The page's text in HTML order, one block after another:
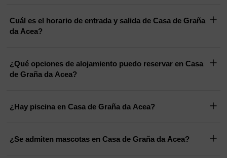
Cuál es el horario de entrada y salida de Casa de Graña
da Acea?
¿Qué opciones de alojamiento puedo reservar en Casa
de Graña da Acea?
¿Hay piscina en Casa de Graña da Acea?
¿Se admiten mascotas en Casa de Graña da Acea?